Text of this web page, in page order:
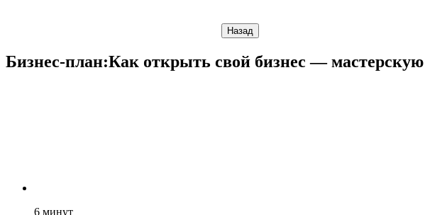
Назад
Бизнес-план:Как открыть свой бизнес —
6 минут